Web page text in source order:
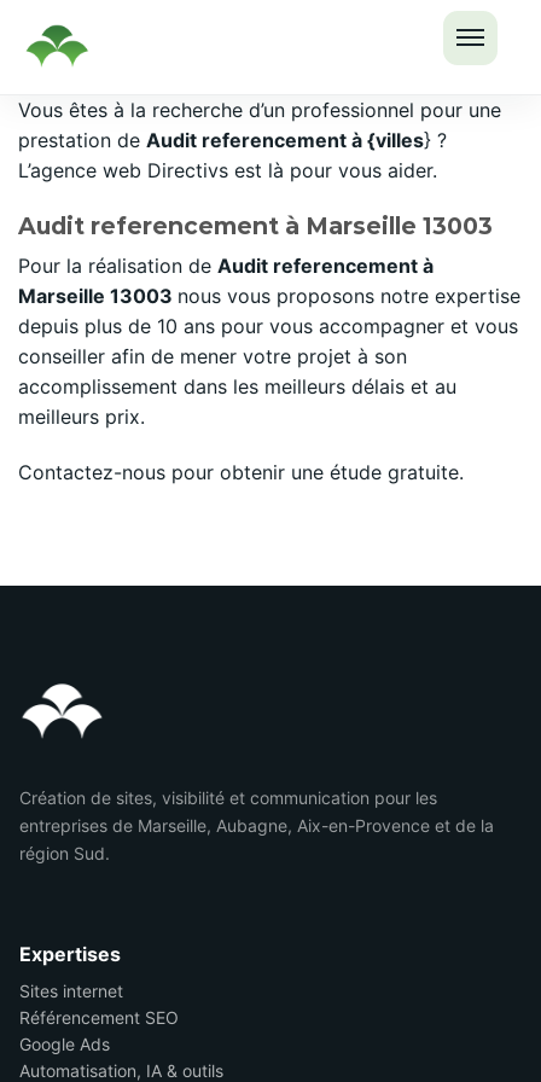
LE
Passer
au
contenu
Vous êtes à la recherche d’un professionnel pour une
prestation de Audit referencement à {villes} ?
L’agence web Directivs est là pour vous aider.
Audit referencement à Marseille 13003
Pour la réalisation de Audit referencement à
Marseille 13003 nous vous proposons notre expertise
depuis plus de 10 ans pour vous accompagner et vous
conseiller afin de mener votre projet à son
accomplissement dans les meilleurs délais et au
meilleurs prix.
Contactez-nous pour obtenir une étude gratuite.
Création de sites, visibilité et communication pour les
entreprises de Marseille, Aubagne, Aix-en-Provence et de la
région Sud.
Expertises
Sites internet
Référencement SEO
Google Ads
Automatisation, IA & outils